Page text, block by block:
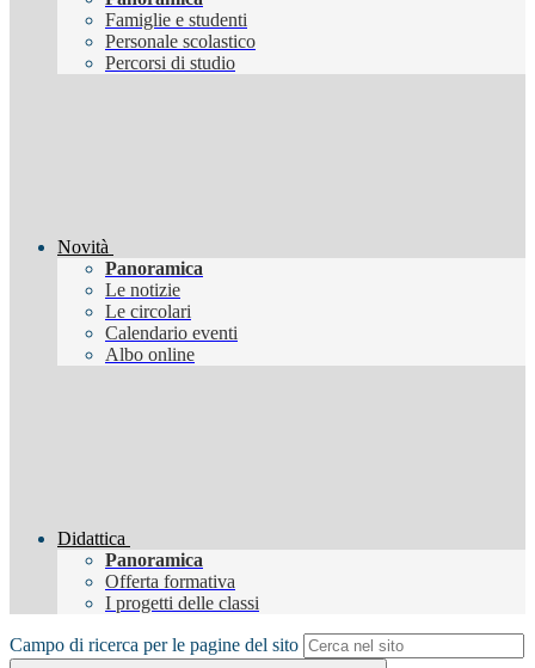
Famiglie e studenti
Personale scolastico
Percorsi di studio
Novità
Panoramica
Le notizie
Le circolari
Calendario eventi
Albo online
Didattica
Panoramica
Offerta formativa
I progetti delle classi
Campo di ricerca per le pagine del sito